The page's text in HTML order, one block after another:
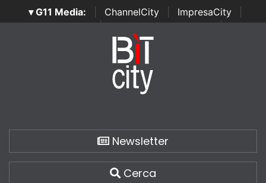
▾ G11 Media: ChannelCity ImpresaCity
SecurityOpenLab | Italian Channel Awards | Italian
Italian Security Awards
Newsletter
Cerca